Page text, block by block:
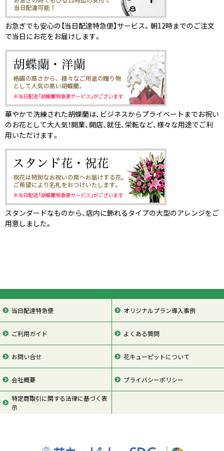
お急ぎでも安心の【当日配達特急便】サービス。朝12時までのご注文
で当日にお花をお届けします。
華やかで洗練された胡蝶蘭は、ビジネスからプライベートまでお祝い
のお花として大人気！開業、開店、就任、栄転など、様々な用途でご利
用いただけます。
スタンダードなものから、店内に飾れるタイプの大型のアレンジをご
用意しました。
当日配達特急便 オリジナルプラン導入事例
ご利用ガイド よくある質問
お問い合せ 花キューピットについて
会社概要 プライバシーポリシー
特定商取引に関する法律に基づく表
示